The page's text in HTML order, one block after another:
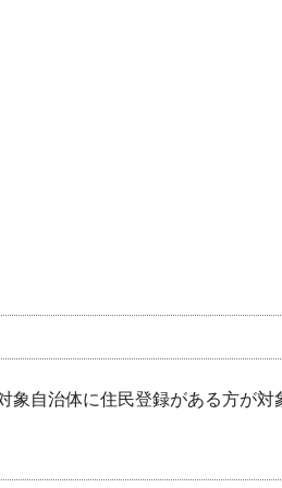
象自治体に住民登録がある方が対